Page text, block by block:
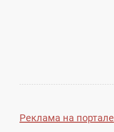
Телефон:
Реклама на портале